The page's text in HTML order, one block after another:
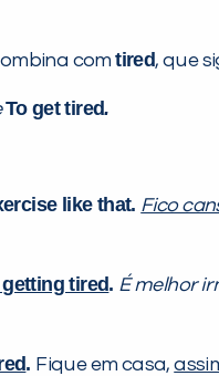
comtired, que
To get tired.
like that. Fico
tired. ­ É melhor
. Fique em casa,